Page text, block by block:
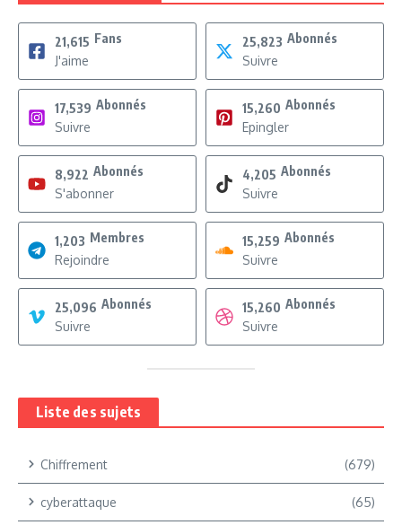
21,615 Fans
J'aime
25,823 Abonnés
Suivre
17,539 Abonnés
Suivre
15,260 Abonnés
Epingler
8,922 Abonnés
S'abonner
4,205 Abonnés
Suivre
1,203 Membres
Rejoindre
15,259 Abonnés
Suivre
25,096 Abonnés
Suivre
15,260 Abonnés
Suivre
Liste des sujets
Chiffrement (679)
cyberattaque (65)